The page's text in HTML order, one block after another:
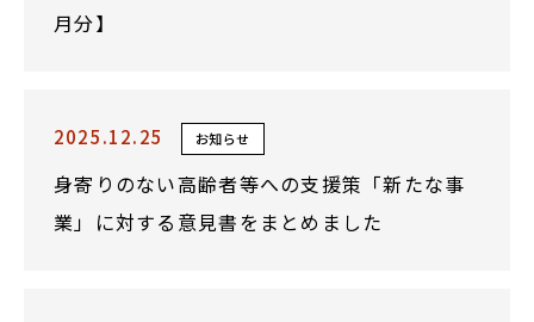
月分】
2025.12.25 お知らせ
身寄りのない高齢者等への支援策「新たな事
業」に対する意見書をまとめました